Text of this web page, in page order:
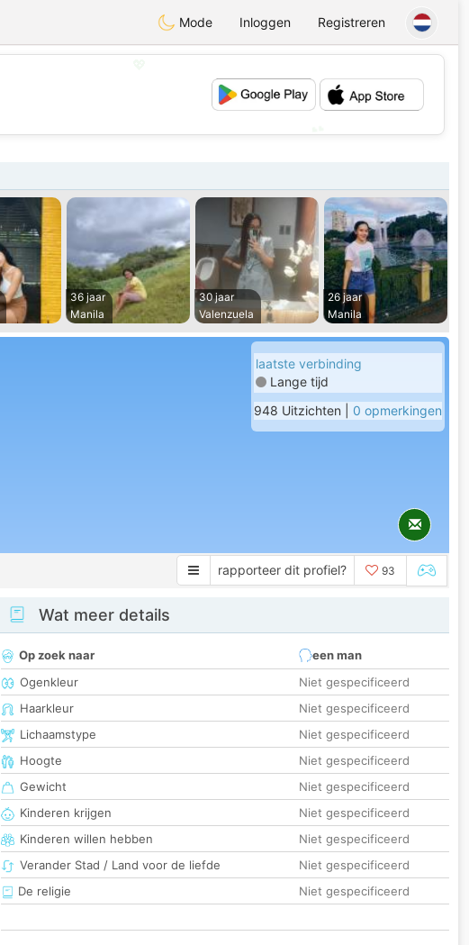
Mode Inloggen Registreren
36 jaar
Manila
30 jaar
Valenzuela
26 jaar
Manila
laatste verbinding
Lange tijd
948 Uitzichten | 0 opmerkingen
rapporteer dit profiel? 93
Wat meer details
Op zoek naar
een man
Ogenkleur
Niet gespecificeerd
Haarkleur
Niet gespecificeerd
Lichaamstype
Niet gespecificeerd
Hoogte
Niet gespecificeerd
Gewicht
Niet gespecificeerd
Kinderen krijgen
Niet gespecificeerd
Kinderen willen hebben
Niet gespecificeerd
Verander Stad / Land voor de liefde
Niet gespecificeerd
De religie
Niet gespecificeerd